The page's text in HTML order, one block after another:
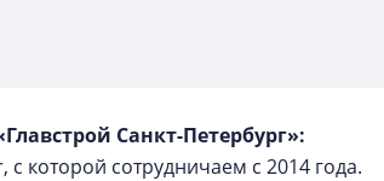
Санкт-Петербург»:
которой сотрудничаем с 2014 года.